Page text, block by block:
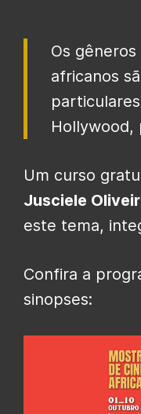
Os
africanos
Hollywood,
Um curso
Jusciele
este tema,
Confira a
sinopses: